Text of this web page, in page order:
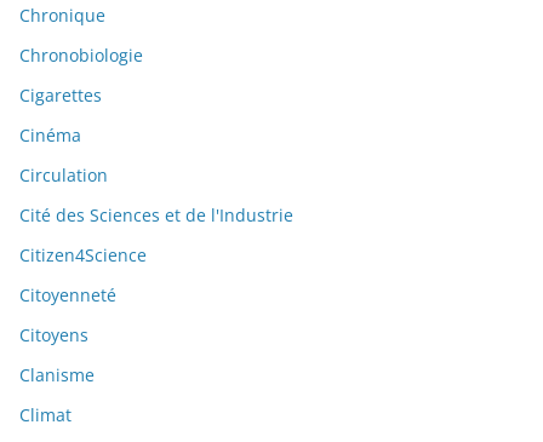
Chronique
Chronobiologie
Cigarettes
Cinéma
Circulation
Cité des Sciences et de l'Industrie
Citizen4Science
Citoyenneté
Citoyens
Clanisme
Climat